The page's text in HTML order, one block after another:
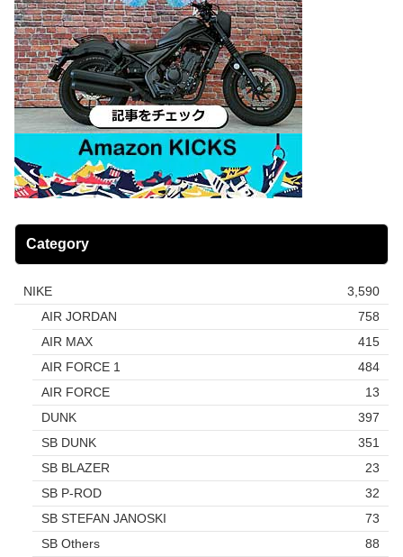
Category
NIKE
3,590
AIR JORDAN
758
AIR MAX
415
AIR FORCE 1
484
AIR FORCE
13
DUNK
397
SB DUNK
351
SB BLAZER
23
SB P-ROD
32
SB STEFAN JANOSKI
73
SB Others
88